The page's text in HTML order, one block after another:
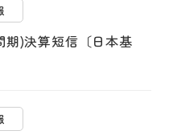
期)決算短信〔日本基